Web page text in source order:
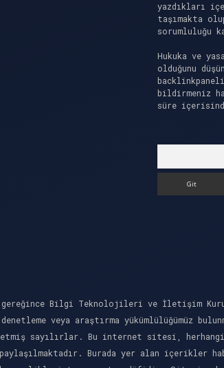
yazdıkları
taşımakta
sorumluluğu
Hukuka ve
olduğunu
bildirmeniz
süre
gereğince Bilgi Teknolojileri ve İletişim
veya araştırma yükümlülüğümüz
sayılırlar. Bu internet sitesi, herhangi
Burada yer alan içerikler